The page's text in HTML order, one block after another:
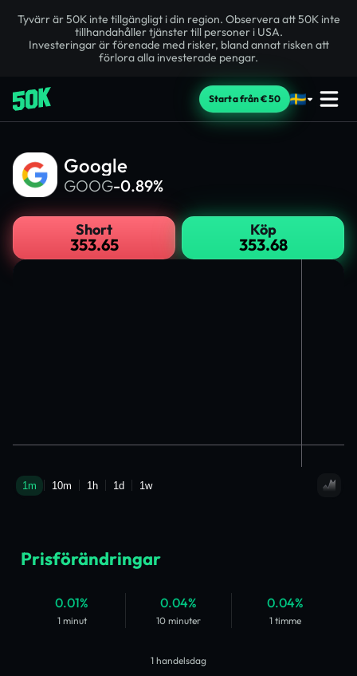
Tyvärr är 50K inte tillgängligt i din region. Observera att 50K inte
tillhandahåller tjänster till personer i USA.
Investeringar är förenade med risker, bland annat risken att
förlora alla investerade pengar.
Starta från €50
Google
GOOG-0.89%
Short
353.65
Köp
353.68
Prisförändringar
0.01%
1 minut
0.04%
10 minuter
0.04%
1 timme
1 handelsdag